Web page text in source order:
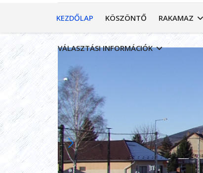
KEZDŐLAP KÖSZÖNTŐ RAKAMAZ
VÁLASZTÁSI INFORMÁCIÓK